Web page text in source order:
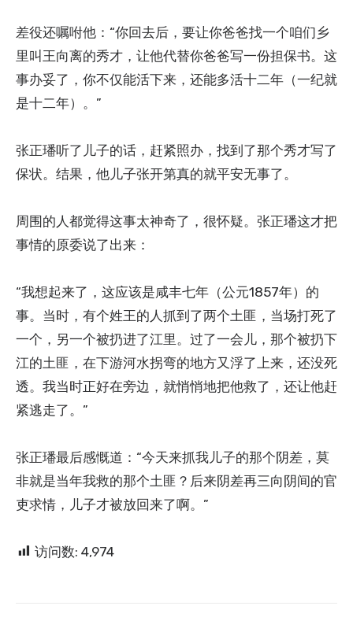
差役还嘱咐他：“你回去后，要让你爸爸找一个咱们乡
里叫王向离的秀才，让他代替你爸爸写一份担保书。这
事办妥了，你不仅能活下来，还能多活十二年（一纪就
是十二年）。”
张正璠听了儿子的话，赶紧照办，找到了那个秀才写了
保状。结果，他儿子张开第真的就平安无事了。
周围的人都觉得这事太神奇了，很怀疑。张正璠这才把
事情的原委说了出来：
“我想起来了，这应该是咸丰七年（公元1857年）的
事。当时，有个姓王的人抓到了两个土匪，当场打死了
一个，另一个被扔进了江里。过了一会儿，那个被扔下
江的土匪，在下游河水拐弯的地方又浮了上来，还没死
透。我当时正好在旁边，就悄悄地把他救了，还让他赶
紧逃走了。”
张正璠最后感慨道：“今天来抓我儿子的那个阴差，莫
非就是当年我救的那个土匪？后来阴差再三向阴间的官
吏求情，儿子才被放回来了啊。”
访问数: 4,974